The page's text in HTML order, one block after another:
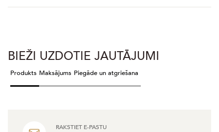
RAKSTIET E-PASTU
BIEŽI UZDOTIE JAUTĀJUMI
Produkts Maksājums Piegāde un atgriešana